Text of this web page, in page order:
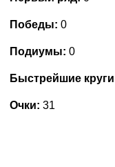
Победы: 0
Подиумы: 0
Быстрейшие
Очки: 31